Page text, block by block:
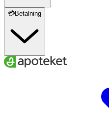
💳Betalning